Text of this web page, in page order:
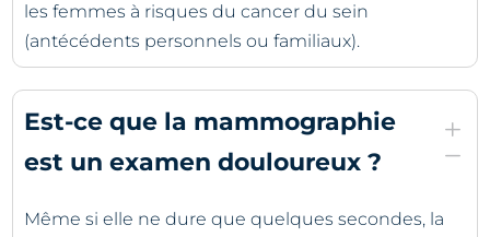
les femmes à risques du cancer du sein
(antécédents personnels ou familiaux).
Est-ce que la mammographie
est un examen douloureux ?
L
K
Même si elle ne dure que quelques secondes, la